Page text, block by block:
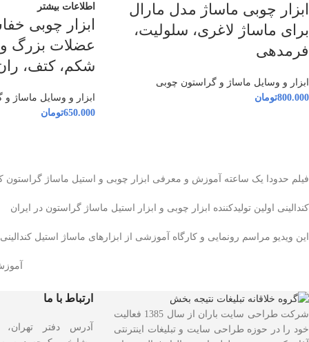
ابزار چوبی ماساژ مدل مارال
برای ماساژ لاغری، سلولیت،
فرمدهی
ابزار و وسایل ماساژ و گراستون چوبی
800.000تومان
اطلاعات بیشتر
ابزار چوبی
عضلات بزرگ و
شکم، کتف،
ابزار و وسایل ماساژ
650.000تومان
فیلم حدودا یک ساعته آموزش و معرفی ابزار چوبی و استیل ماساژ گراستون
کندالینی اولین تولیدکننده ابزار چوبی و ابزار استیل ماساژ گراستون در ایران
این ویدیو مراسم رونمایی و کارگاه آموزشی از ابزارهای ماساژ استیل
شرکت طراحی سایت باران از سال 1385 فعالیت
خود را در حوزه طراحی سایت و تبلیغات اینترنتی
ارتباط با ما
آدرس دفتر تهران،